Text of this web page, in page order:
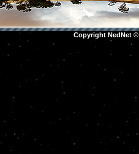
Copyright NedNet